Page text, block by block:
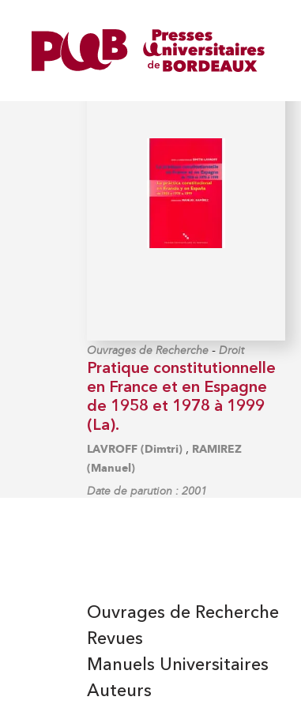
Ouvrages de Recherche- Droit
Pratique constitutionnelle
en France et en Espagne
de 1958 et 1978 à 1999
(La).
LAVROFF (Dimtri), RAMIREZ
(Manuel)
Date de parution : 2001
Auteurs
Manuels Universitaires
Ouvrages de Recherche
Revues